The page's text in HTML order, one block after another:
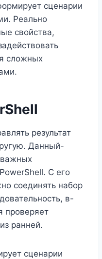
сценарии
Реально
свойства,
сложных
результат
Данный-
С его
соединять набор
в-
проверяет
ранней.
сценарии